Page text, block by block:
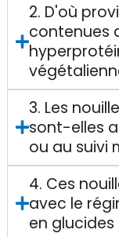
2. D'où
contenues
3. Les
sont-elles
ou au suivi
4. Ces
avec le
en glucides